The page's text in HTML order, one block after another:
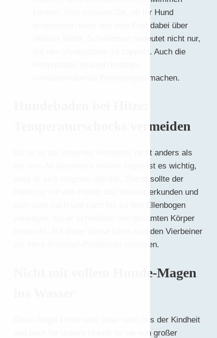
können. Also schauen Sie, ob Ihr Hund
schwimmen kann und sein Kopf dabei über
Wasser bleibt. Schwimmen bedeutet nicht nur,
mit den Vorderpfoten zu zappeln. Auch die
vorwärtstreibende Bewegungen machen.
Temperaturschocks vermeiden
Da ist es bei unserem Vierbeiner nicht anders als
bei uns: An besonders heißen Tagen ist es wichtig,
dass er sich langsam abkühlt. Zuerst sollte der
Hund nur mit den Pfoten das Wasser erkunden und
sich dann nach und nach bis zu den Ellenbogen
vorwagen, bis er schließlich den gesamten Körper
eintaucht. Auf diese Weise kann man den Vierbeiner
vor Herz-Kreislauf-Problemen schützen.
Nicht mit vollem Hunde-Magen
Diese Regel kennt wohl jeder noch aus der Kindheit
und auch für unsere Hunde ist sie von großer